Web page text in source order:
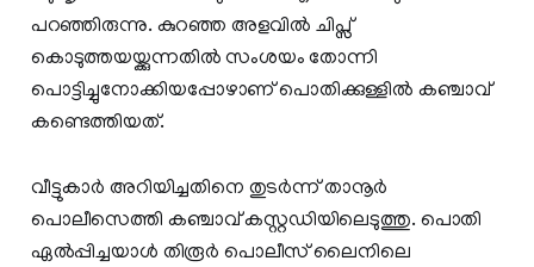
പറഞ്ഞിരുന്നു. കുറഞ്ഞ അളവിൽ ചിപ്സ്
കൊടുത്തയയ്ക്കുന്നതിൽ സംശയം തോന്നി
പൊട്ടിച്ചുനോക്കിയപ്പോഴാണ് പൊതിക്കുള്ളിൽ കഞ്ചാവ്
കണ്ടെത്തിയത്.
വീട്ടുകാർ അറിയിച്ചതിനെ തുടർന്ന് താനൂർ
പൊലീസെത്തി കഞ്ചാവ് കസ്റ്റഡിയിലെടുത്തു. പൊതി
ഏൽപ്പിച്ചയാൾ തിരൂർ പൊലീസ് ലൈനിലെ